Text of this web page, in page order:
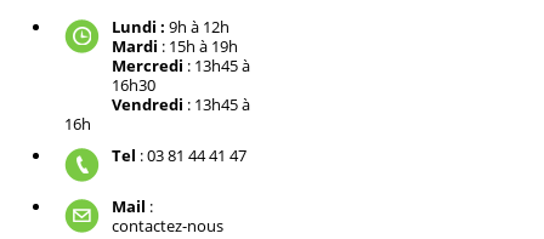
Lundi : 9h à 12h
Mardi : 15h à 19h
Mercredi : 13h45 à
16h30
Vendredi : 13h45 à
16h
Tel : 03 81 44 41 47
Mail :
contactez-nous